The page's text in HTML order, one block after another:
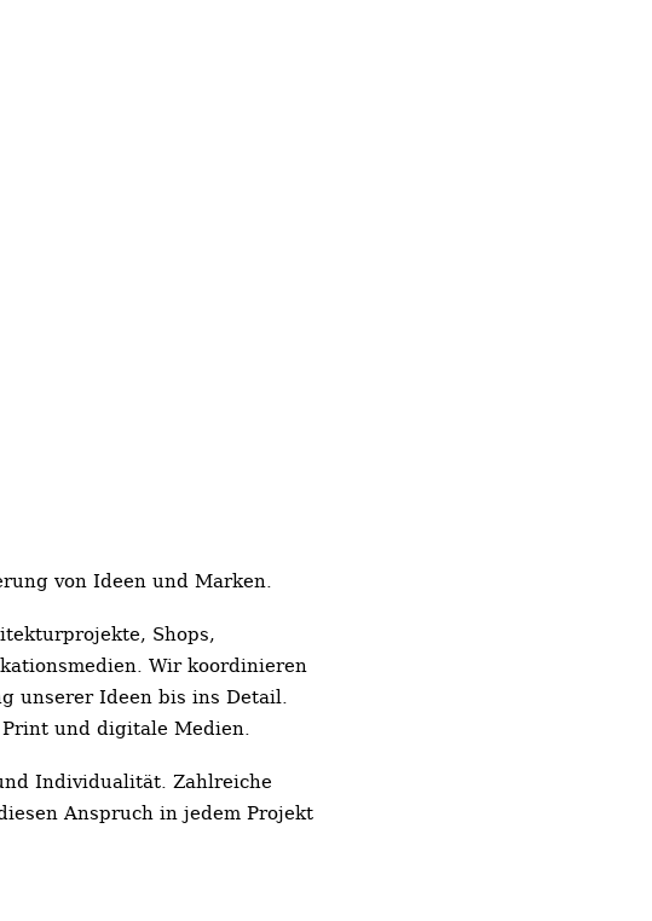
von Ideen und Marken.
Shops,
Wir koordinieren
unserer Ideen bis ins Detail.
und digitale Medien.
Individualität. Zahlreiche
Anspruch in jedem Projekt